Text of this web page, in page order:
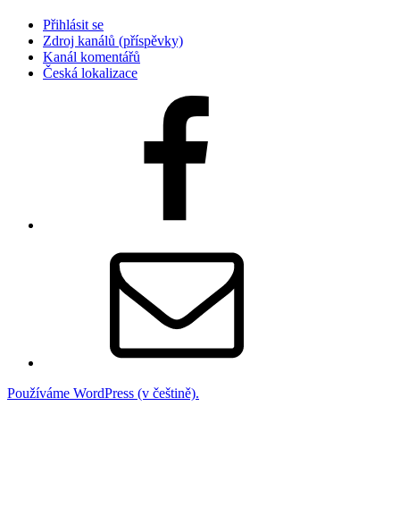
Přihlásit se
Zdroj kanálů (příspěvky)
Kanál komentářů
Česká lokalizace
Používáme WordPress (v češtině).